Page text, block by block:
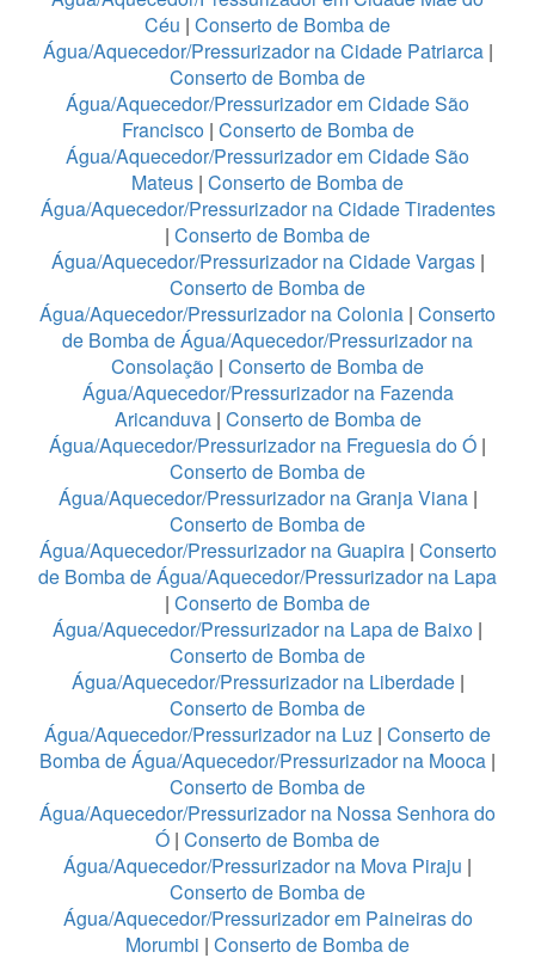
Céu | Conserto de Bomba de
Água/Aquecedor/Pressurizador na Cidade Patriarca|
Conserto de Bomba de
Água/Aquecedor/Pressurizador em Cidade São
Francisco | Conserto de Bomba de
Água/Aquecedor/Pressurizador em Cidade São
Mateus | Conserto de Bomba de
Água/Aquecedor/Pressurizador na Cidade Tiradentes
| Conserto de Bomba de
Água/Aquecedor/Pressurizador na Cidade Vargas |
Conserto de Bomba de
Água/Aquecedor/Pressurizador na Colonia | Conserto
de Bomba de Água/Aquecedor/Pressurizador na
Consolação | Conserto de Bomba de
Água/Aquecedor/Pressurizador na Fazenda
Aricanduva| Conserto de Bomba de
Água/Aquecedor/Pressurizador na Freguesia do Ó |
Conserto de Bomba de
Água/Aquecedor/Pressurizador na Granja Viana|
Conserto de Bomba de
Água/Aquecedor/Pressurizador na Guapira| Conserto
de Bomba de Água/Aquecedor/Pressurizador na Lapa
| Conserto de Bomba de
Água/Aquecedor/Pressurizador na Lapa de Baixo |
Conserto de Bomba de
Água/Aquecedor/Pressurizador na Liberdade |
Conserto de Bomba de
Água/Aquecedor/Pressurizador na Luz | Conserto de
Bomba de Água/Aquecedor/Pressurizador na Mooca |
Conserto de Bomba de
Água/Aquecedor/Pressurizador na Nossa Senhora do
Ó | Conserto de Bomba de
Água/Aquecedor/Pressurizador na Mova Piraju |
Conserto de Bomba de
Água/Aquecedor/Pressurizador em Paineiras do
Morumbi | Conserto de Bomba de